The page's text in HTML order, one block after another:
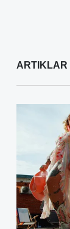
ARTIKLAR